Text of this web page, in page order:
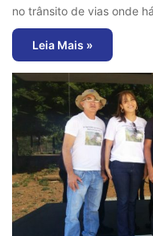
no trânsito de vias onde
Leia Mais »